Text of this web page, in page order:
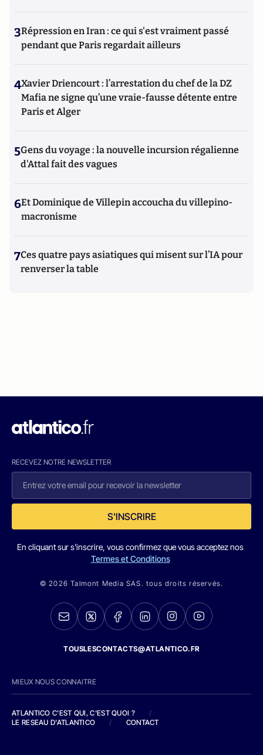
3Répression en Iran : ce qui s'est vraiment passé
pendant que Paris regardait ailleurs
4Xavier Driencourt : l’arrestation du chef de la DZ
Mafia ne signe qu’une vraie-fausse détente entre
Paris et Alger
5Gens du voyage : la nouvelle incursion régalienne
d'Attal fait des vagues
6Et Dominique de Villepin accoucha du villepino-
macronisme
7Ces quatre pays asiatiques qui misent sur l’IA pour
renverser la table
RECEVEZ NOTRE NEWSLETTER
S'INSCRIRE
En cliquant sur s'inscrire, vous confirmez que vous acceptez nos
Termes et Conditions
© 2026 Talmont Media SAS. tous droits réservés.
TOUSLESCONTACTS@ATLANTICO.FR
MIEUX NOUS CONNAITRE
ATLANTICO C'EST QUI, C'EST QUOI ?
/
LE RESEAU D'ATLANTICO
/ CONTACT